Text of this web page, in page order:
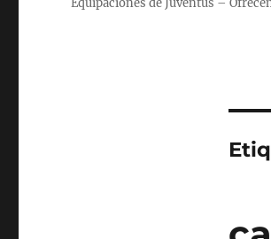
Equipaciones de Juventus –